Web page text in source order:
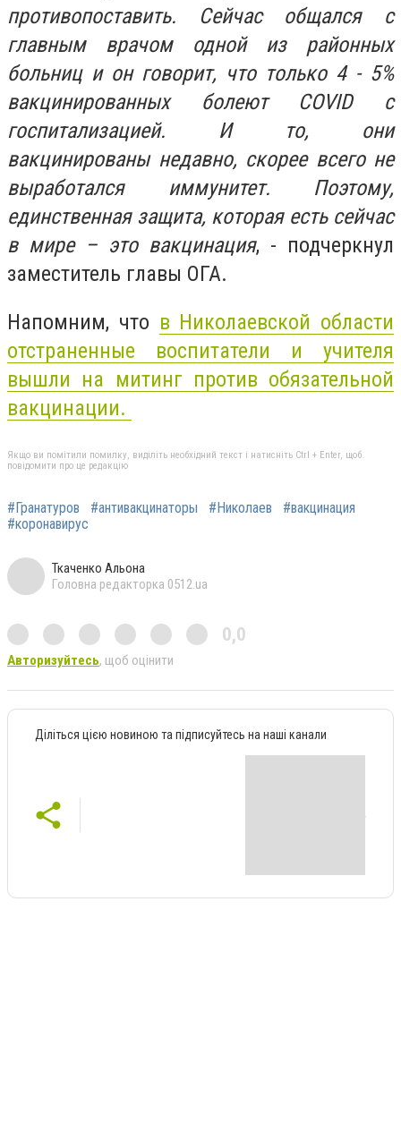
противопоставить. Сейчас общался с
главным врачом одной из районных
больниц и он говорит, что только 4 - 5%
вакцинированных болеют COVID с
госпитализацией. И то, они
вакцинированы недавно, скорее всего не
выработался иммунитет. Поэтому,
единственная защита, которая есть сейчас
в мире – это вакцинация, - подчеркнул
заместитель главы ОГА.
Напомним, что в Николаевской области
отстраненные воспитатели и учителя
вышли на митинг против обязательной
вакцинации.
Якщо ви помітили помилку, виділіть необхідний текст і натисніть Ctrl + Enter, щоб
повідомити про це редакцію
#Гранатуров #антивакцинаторы #Николаев
#вакцинация
#коронавирус
Ткаченко Альона
Головна редакторка 0512.ua
0,0
Авторизуйтесь, щоб оцінити
Діліться цією новиною та підписуйтесь на наші канали